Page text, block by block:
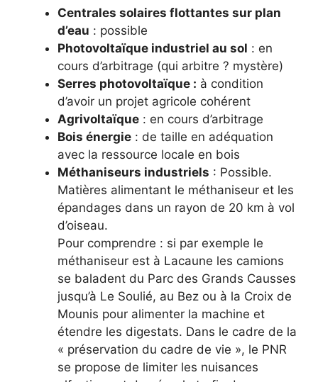
Centrales solaires flottantes sur plan
d’eau : possible
Photovoltaïque industriel au sol : en
cours d’arbitrage (qui arbitre ? mystère)
Serres photovoltaïque : à condition
d’avoir un projet agricole cohérent
Agrivoltaïque : en cours d’arbitrage
Bois énergie : de taille en adéquation
avec la ressource locale en bois
Méthaniseurs industriels : Possible.
Matières alimentant le méthaniseur et les
épandages dans un rayon de 20 km à vol
d’oiseau.
Pour comprendre : si par exemple le
méthaniseur est à Lacaune les camions
se baladent du Parc des Grands Causses
jusqu’à Le Soulié, au Bez ou à la Croix de
Mounis pour alimenter la machine et
étendre les digestats. Dans le cadre de la
« préservation du cadre de vie », le PNR
se propose de limiter les nuisances